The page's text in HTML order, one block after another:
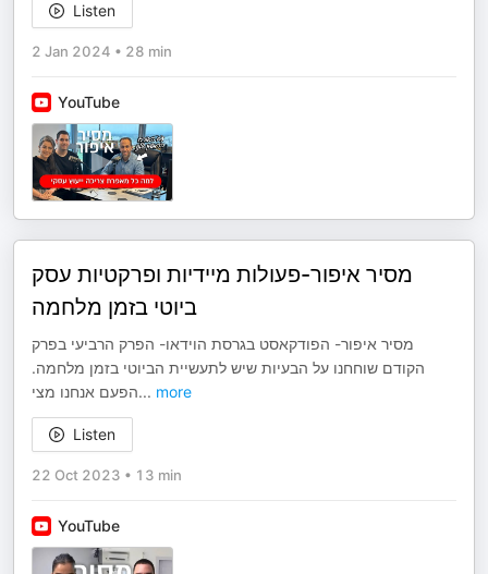
Listen
2 Jan 2024 • 28 min
YouTube
מסיר איפור-פעולות מיידיות ופרקטיות עסק
ביוטי בזמן מלחמה
מסיר איפור- הפודקאסט בגרסת הוידאו- הפרק הרביעי בפרק
הקודם שוחחנו על הבעיות שיש לתעשיית הביוטי בזמן מלחמה.
הפעם אנחנו מצי... more
Listen
22 Oct 2023 • 13 min
YouTube